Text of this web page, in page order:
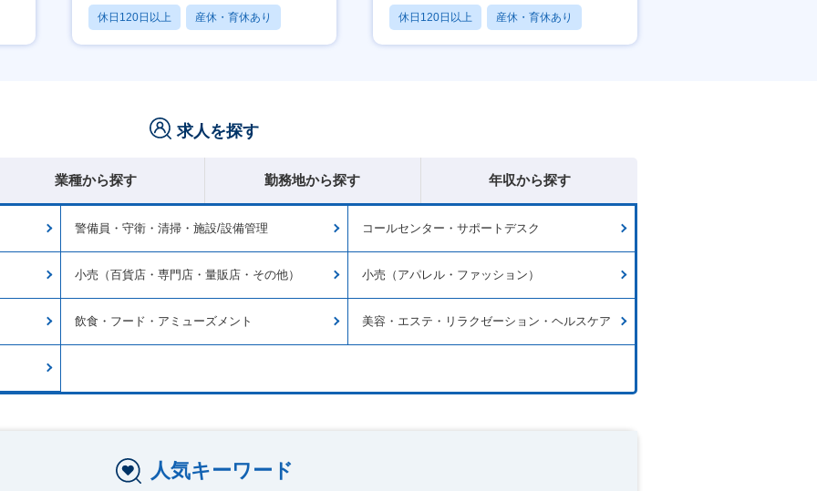
休日120日以上 産休・育休あり
月残業20時間以内
休日120日以上 産休・育休あり
賞与あり
求人を探す
業種から探す 勤務地から探す 年収から探す
警備員・守衛・清掃・施設/設備管理 コールセンター・サポートデスク
小売（百貨店・専門店・量販店・その他） 小売（アパレル・ファッション）
飲食・フード・アミューズメント 美容・エステ・リラクゼーション・ヘルスケア
人気キーワード